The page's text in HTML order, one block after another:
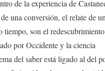
de la experiencia de
una conversión, el relate de
tiempo, son el
por Occidente y la ciencia
del saber está ligado al del